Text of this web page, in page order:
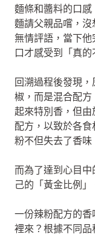
麵條和醬料的口
麵請父親品嚐，
無情評語，當下
口才感受到「真的
回溯過程後發現
椒，而是混合配
起來特別香，但
配方，以致於各
粉不但失去了香味
而為了達到心目
己的「黃金比例」
一份辣粉配方的
裡來？根據不同